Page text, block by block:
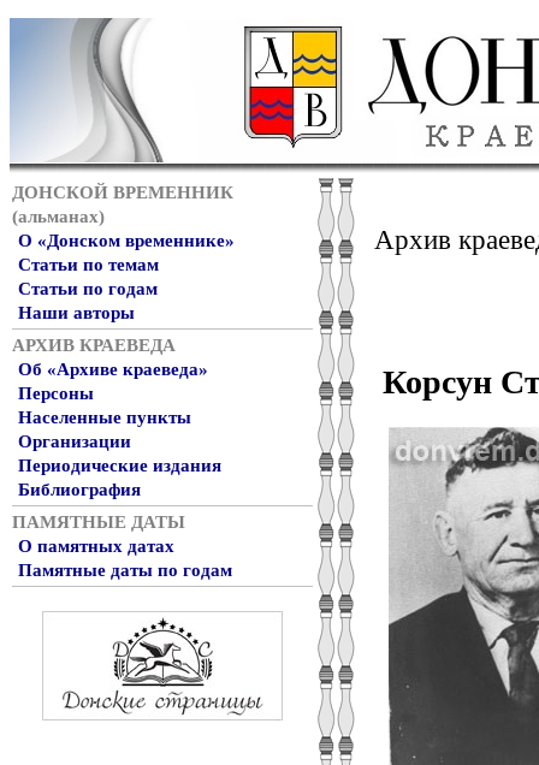
ДОНСКОЙ ВРЕМЕННИК
(альманах)
О «Донском временнике»
Статьи по темам
Статьи по годам
Наши авторы
АРХИВ КРАЕВЕДА
Об «Архиве краеведа»
Персоны
Населенные пункты
Организации
Периодические издания
Библиография
ПАМЯТНЫЕ ДАТЫ
О памятных датах
Памятные даты по годам
Архив
Корсун